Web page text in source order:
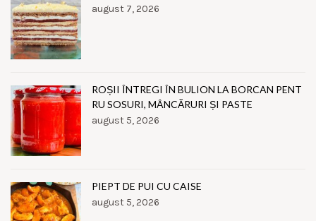
august 7, 2026
ROȘII ÎNTREGI ÎN BULION LA BORCAN PENT
RU SOSURI, MÂNCĂRURI ȘI PASTE
august 5, 2026
PIEPT DE PUI CU CAISE
august 5, 2026